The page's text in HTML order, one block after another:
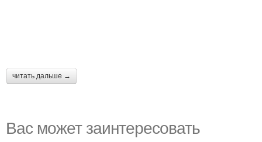
читать дальше →
Вас может заинтересовать